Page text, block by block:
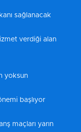
sağlanacak
verdiği alan
yoksun
başlıyor
maçları yarın